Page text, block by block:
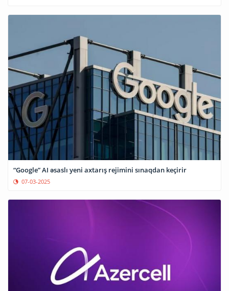
“Google” AI əsaslı yeni axtarış rejimini sınaqdan keçirir
07-03-2025